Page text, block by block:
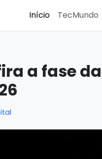
Início TecMundo
a fase